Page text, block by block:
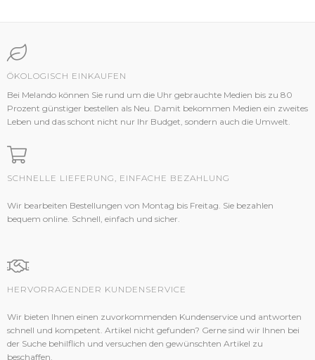
ÖKOLOGISCH EINKAUFEN
Bei Melando können Sie rund um die Uhr gebrauchte Medien bis zu 80
Prozent günstiger bestellen als Neu. Damit bekommen Medien ein zweites
Leben und das schont nicht nur Ihr Budget, sondern auch die Umwelt.
SCHNELLE LIEFERUNG, EINFACHE BEZAHLUNG
Wir bearbeiten Bestellungen von Montag bis Freitag. Sie bezahlen
bequem online. Schnell, einfach und sicher.
HERVORRAGENDER KUNDENSERVICE
Wir bieten Ihnen einen zuvorkommenden Kundenservice und antworten
schnell und kompetent. Artikel nicht gefunden? Gerne sind wir Ihnen bei
der Suche behilflich und versuchen den gewünschten Artikel zu
beschaffen.